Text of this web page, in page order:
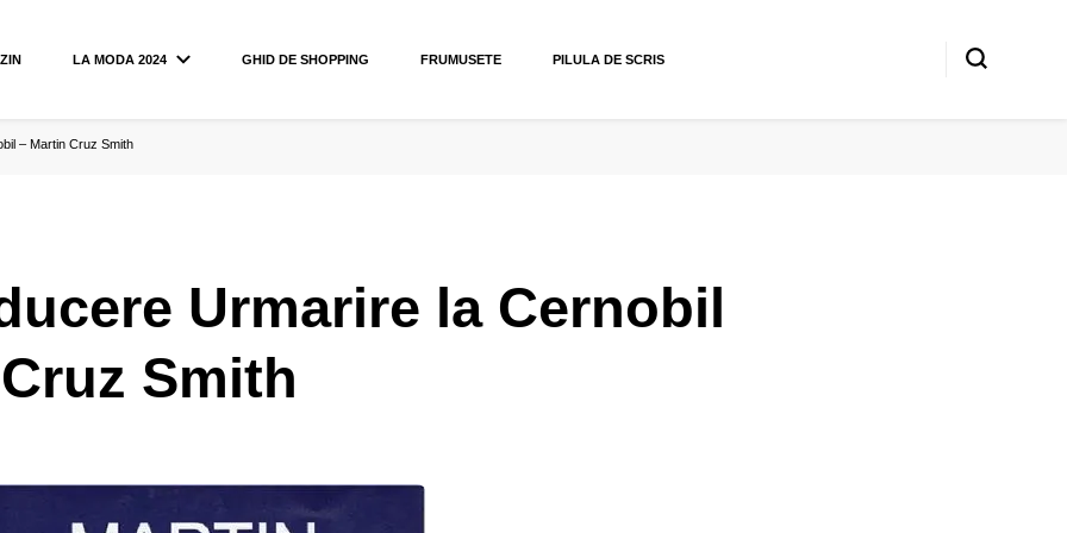
LA MODA 2024 GHID DE SHOPPING FRUMUSETE PILULA DE SCRIS
– Martin Cruz Smith
Urmarire la Cernobil
Smith